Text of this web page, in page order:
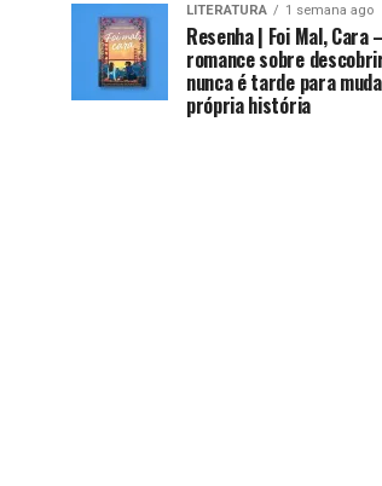
LITERATURA 1 semana ago
Resenha | Foi Mal, Cara
romance sobre
nunca é tarde para
própria história